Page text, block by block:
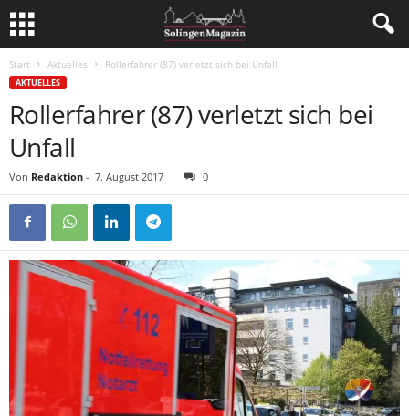
Start Aktuelles Rollerfahrer (87) verletzt sich bei Unfall
AKTUELLES
Rollerfahrer (87) verletzt sich bei
Unfall
Von Redaktion - 7. August 2017 0